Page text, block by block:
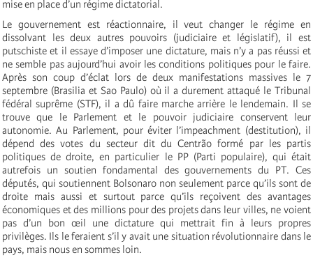
mise en place d’un régime dictatorial.
Le gouvernement est réactionnaire, il veut changer le régime en
dissolvant les deux autres pouvoirs (judiciaire et législatif), il est
putschiste et il essaye d’imposer une dictature, mais n’y a pas réussi et
ne semble pas aujourd’hui avoir les conditions politiques pour le faire.
Après son coup d’éclat lors de deux manifestations massives le 7
septembre (Brasilia et Sao Paulo) où il a durement attaqué le Tribunal
fédéral suprême (STF), il a dû faire marche arrière le lendemain. Il se
trouve que le Parlement et le pouvoir judiciaire conservent leur
autonomie. Au Parlement, pour éviter l’impeachment (destitution), il
dépend des votes du secteur dit du Centrão formé par les partis
politiques de droite, en particulier le PP (Parti populaire), qui était
autrefois un soutien fondamental des gouvernements du PT. Ces
députés, qui soutiennent Bolsonaro non seulement parce qu’ils sont de
droite mais aussi et surtout parce qu’ils reçoivent des avantages
économiques et des millions pour des projets dans leur villes, ne voient
pas d’un bon œil une dictature qui mettrait fin à leurs propres
privilèges. Ils le feraient s’il y avait une situation révolutionnaire dans le
pays, mais nous en sommes loin.